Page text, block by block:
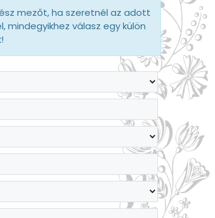
mezőt, ha szeretnél az adott
válasz egy külön